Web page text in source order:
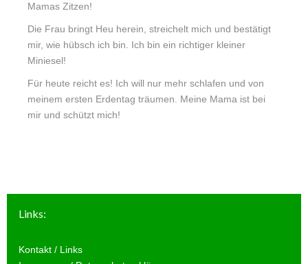
Mamas Zitzen!
Die Frau bringt Heu herein, streichelt mich und bestätigt
mir, wie hübsch ich bin. Ich bin ein richtiger kleiner
Miniesel!
Für heute reicht es! Ich will nur mehr schlafen und von
meinem ersten Erdentag träumen. Meine Mama ist bei
mir und schützt mich!
Links:
Kontakt / Links